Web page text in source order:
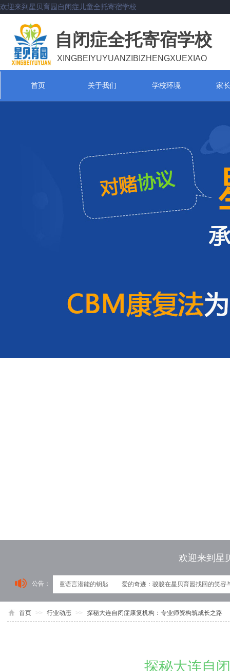
自闭症全托寄宿学校
XINGBEIYUYUANZIBIZHENGXUEXIAO
欢迎来到星贝育园自闭症儿童全托寄宿学校
首页 关于我们 学校环境 家
欢迎来到星
园：解锁自闭症儿童语言潜能的钥匙 爱的奇迹：骏骏在星贝育园找回的笑容与
公告：
首页 >> 行业动态 >> 探秘大连自闭症康复机构：专业师资构筑成长之路
探秘大连自